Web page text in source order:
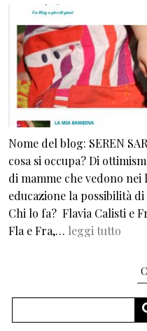
Nome del blog: SEREN
cosa si occupa? Di
di mamme che vedono
educazione la possibilità
Chi lo fa? Flavia Calisti e
Fla e Fra,… leggi tutto